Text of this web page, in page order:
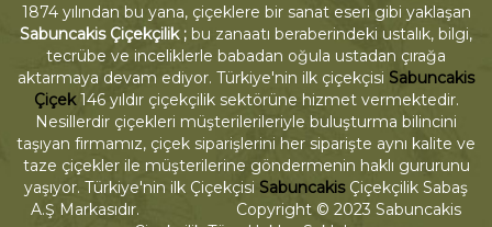
1874 yılından bu yana, çiçeklere bir sanat eseri gibi yaklaşan
Sabuncakis Çiçekçilik ; bu zanaatı beraberindeki ustalık, bilgi,
tecrübe ve inceliklerle babadan oğula ustadan çırağa
aktarmaya devam ediyor. Türkiye'nin ilk çiçekçisi Sabuncakis
Çiçek146 yıldır çiçekçilik sektörüne hizmet vermektedir.
Nesillerdir çiçekleri müşterilerileriyle buluşturma bilincini
taşıyan firmamız, çiçek siparişlerini her siparişte aynı kalite ve
taze çiçekler ile müşterilerine göndermenin haklı gururunu
yaşıyor. Türkiye'nin ilk Çiçekçisi SabuncakisÇiçekçilik Sabaş
A.Ş Markasıdır. Copyright © 2023 Sabuncakis